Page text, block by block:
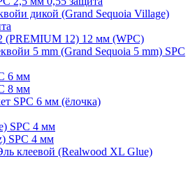
дикой (Grand Sequoia Village)
(PREMIUM 12) 12 мм (WPC)
5 mm (Grand Sequoia 5 mm) SPC
6 мм
8 мм
SPC 6 мм (ёлочка)
SPC 4 мм
SPC 4 мм
клеевой (Realwood XL Glue)